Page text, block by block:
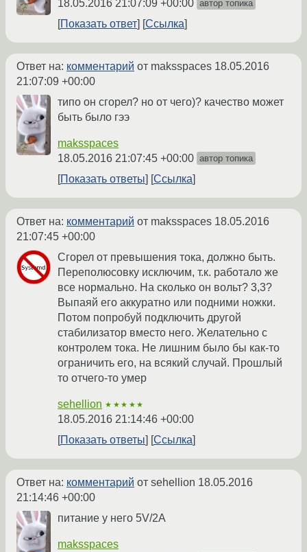
18.05.2016 21:07:09 +00:00 автор топика
Показать ответ Ссылка
Ответ на: комментарий от maksspaces 18.05.2016
21:07:09 +00:00
типо он сгорел? но от чего)? качество может
быть было гээ
maksspaces
18.05.2016 21:07:45 +00:00 автор топика
Показать ответы Ссылка
Ответ на: комментарий от maksspaces 18.05.2016
21:07:45 +00:00
Сгорел от превышения тока, должно быть.
Переполюсовку исключим, т.к. работало же
все нормально. На сколько он вольт? 3,3?
Выпаяй его аккуратно или подними ножки.
Потом попробуй подключить другой
стабилизатор вместо него. Желательно с
контролем тока. Не лишним было бы как-то
ограничить его, на всякий случай. Прошлый
то отчего-то умер
sehellion ★★★★★
18.05.2016 21:14:46 +00:00
Показать ответы
Ссылка
Ответ на: комментарий от sehellion 18.05.2016
21:14:46 +00:00
питание у него 5V/2A
maksspaces